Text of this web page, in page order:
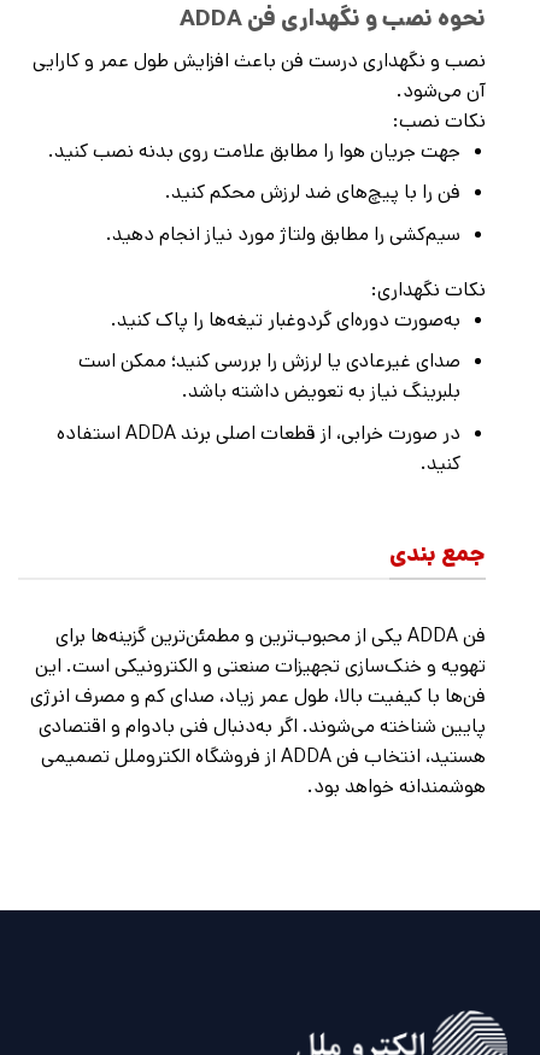
نحوه نصب و نگهداری فن ADDA
نصب و نگهداری درست فن باعث افزایش طول عمر و کارایی
آن می‌شود.
نکات نصب:
جهت جریان هوا را مطابق علامت روی بدنه نصب کنید.
فن را با پیچ‌های ضد لرزش محکم کنید.
سیم‌کشی را مطابق ولتاژ مورد نیاز انجام دهید.
نکات نگهداری:
به‌صورت دوره‌ای گردوغبار تیغه‌ها را پاک کنید.
صدای غیرعادی یا لرزش را بررسی کنید؛ ممکن است
بلبرینگ نیاز به تعویض داشته باشد.
در صورت خرابی، از قطعات اصلی برند ADDA استفاده
کنید.
جمع بندی
فن ADDA یکی از محبوب‌ترین و مطمئن‌ترین گزینه‌ها برای
تهویه و خنک‌سازی تجهیزات صنعتی و الکترونیکی است. این
فن‌ها با کیفیت بالا، طول عمر زیاد، صدای کم و مصرف انرژی
پایین شناخته می‌شوند. اگر به‌دنبال فنی بادوام و اقتصادی
هستید، انتخاب فن ADDA از فروشگاه الکتروملل تصمیمی
هوشمندانه خواهد بود.